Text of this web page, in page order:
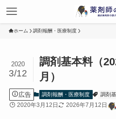
ホーム 調剤報酬・医療制度
調剤基本料（
月）
2020
3/12
広告 調剤報酬・医療制度 調剤
2020年3月12日 2026年7月12日